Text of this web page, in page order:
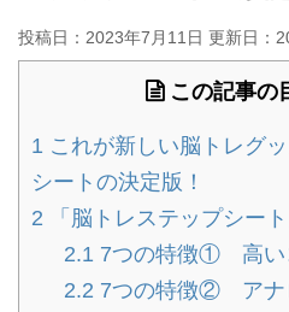
投稿日：2023年7月11日 更新日：
この記事の
1 これが新しい脳トレグ
シートの決定版！
2 「脳トレステップシー
2.1 7つの特徴① 高い
2.2 7つの特徴② アナ